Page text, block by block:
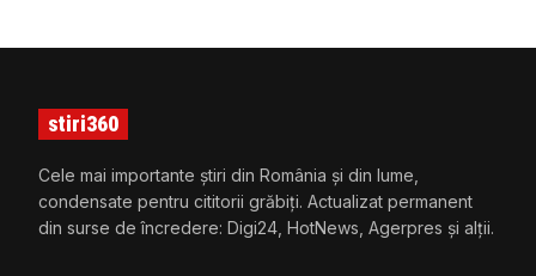
stiri360
Cele mai importante știri din România și din lume,
condensate pentru cititorii grăbiți. Actualizat permanent
din surse de încredere: Digi24, HotNews, Agerpres și alții.